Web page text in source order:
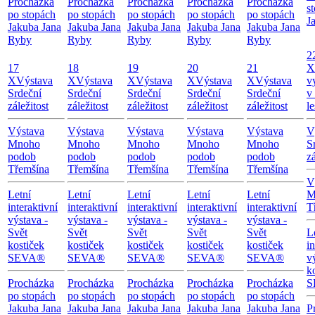
po stopách
Jakuba Jana
Ryby
po stopách
Jakuba Jana
Ryby
po stopách
Jakuba Jana
Ryby
po stopách
Jakuba Jana
Ryby
po stopách
Jakuba Jana
Ryby
17
XVýstava
Srdeční
záležitost
Výstava
Mnoho
podob
Třemšína
Letní
interaktivní
výstava -
Svět
kostiček
SEVA®
Procházka
po stopách
Jakuba Jana
18
XVýstava
Srdeční
záležitost
Výstava
Mnoho
podob
Třemšína
Letní
interaktivní
výstava -
Svět
kostiček
SEVA®
Procházka
po stopách
Jakuba Jana
19
XVýstava
Srdeční
záležitost
Výstava
Mnoho
podob
Třemšína
Letní
interaktivní
výstava -
Svět
kostiček
SEVA®
Procházka
po stopách
Jakuba Jana
20
XVýstava
Srdeční
záležitost
Výstava
Mnoho
podob
Třemšína
Letní
interaktivní
výstava -
Svět
kostiček
SEVA®
Procházka
po stopách
Jakuba Jana
21
XVýstava
Srdeční
záležitost
Výstava
Mnoho
podob
Třemšína
Letní
interaktivní
výstava -
Svět
kostiček
SEVA®
Procházka
po stopách
Jakuba Jana
X
v